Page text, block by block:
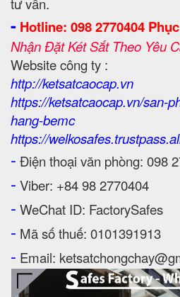
- Hotline: 098 2770404
Nhận Đặt Két Sắt Theo Yêu
Website công ty :
http://ketsatcaocap.vn
https://ketsatcaocap.vn/san-
hang-bemc
https://
- Điện thoại văn phòng: 098
- Viber: +84 98 2770404
- WeChat ID: FactorySafes
- Mã số thuế: 0101391913
- Email: